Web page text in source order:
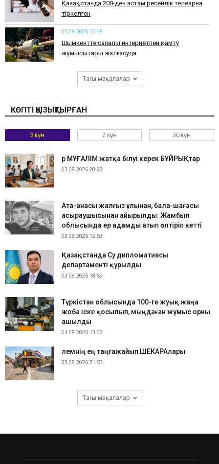
Қазақстанда 200-ден астам ресейлік телеарна
тіркелген
05.08.2026 17:48
Шымкентте сапалы интернетпен қамту
жұмысытары жалғасуда
Тағы мақалалар
КӨПТІ ҚЫЗЫҚТЫРҒАН
3 күн 7 күн 30 күн
Әр МҰҒАЛІМ жатқа білуі керек БҰЙРЫҚтар
03.08.2026 20:22
Ата-анасы жалғыз ұлынан, бала-шағасы
асыраушысынан айырылды: Жамбыл
облысында ер адамды атып өлтіріп кетті
03.08.2026 12:53
Қазақстанда Су дипломатиясы
департаменті құрылды
03.08.2026 18:59
Түркістан облысында 100-ге жуық жаңа
жоба іске қосылып, мыңдаған жұмыс орны
ашылды
04.08.2026 13:02
​Әлемнің ең таңғажайып ШЕКАРАлары
03.08.2026 21:53
Тағы мақалалар